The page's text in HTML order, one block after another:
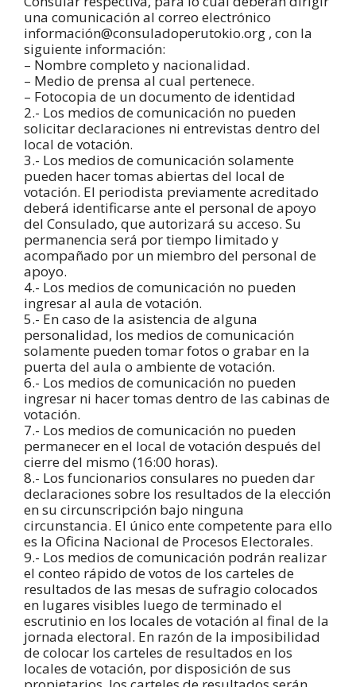
una comunicación al correo electrónico
información@consuladoperutokio.org , con la
siguiente información:
– Nombre completo y nacionalidad.
– Medio de prensa al cual pertenece.
– Fotocopia de un documento de identidad
2.- Los medios de comunicación no pueden
solicitar declaraciones ni entrevistas dentro del
local de votación.
3.- Los medios de comunicación solamente
pueden hacer tomas abiertas del local de
votación. El periodista previamente acreditado
deberá identificarse ante el personal de apoyo
del Consulado, que autorizará su acceso. Su
permanencia será por tiempo limitado y
acompañado por un miembro del personal de
apoyo.
4.- Los medios de comunicación no pueden
ingresar al aula de votación.
5.- En caso de la asistencia de alguna
personalidad, los medios de comunicación
solamente pueden tomar fotos o grabar en la
puerta del aula o ambiente de votación.
6.- Los medios de comunicación no pueden
ingresar ni hacer tomas dentro de las cabinas de
votación.
7.- Los medios de comunicación no pueden
permanecer en el local de votación después del
cierre del mismo (16:00 horas).
8.- Los funcionarios consulares no pueden dar
declaraciones sobre los resultados de la elección
en su circunscripción bajo ninguna
circunstancia. El único ente competente para ello
es la Oficina Nacional de Procesos Electorales.
9.- Los medios de comunicación podrán realizar
el conteo rápido de votos de los carteles de
resultados de las mesas de sufragio colocados
en lugares visibles luego de terminado el
escrutinio en los locales de votación al final de la
jornada electoral. En razón de la imposibilidad
de colocar los carteles de resultados en los
locales de votación, por disposición de sus